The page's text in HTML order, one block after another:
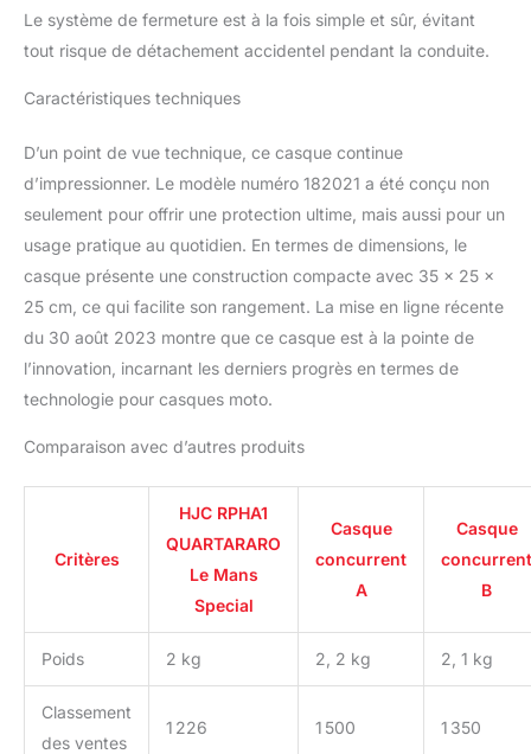
Le système de fermeture est à la fois simple et sûr, évitant
tout risque de détachement accidentel pendant la conduite.
Caractéristiques techniques
D’un point de vue technique, ce casque continue
d’impressionner. Le modèle numéro 182021 a été conçu non
seulement pour offrir une protection ultime, mais aussi pour un
usage pratique au quotidien. En termes de dimensions, le
casque présente une construction compacte avec 35 x 25 x
25 cm, ce qui facilite son rangement. La mise en ligne récente
du 30 août 2023 montre que ce casque est à la pointe de
l’innovation, incarnant les derniers progrès en termes de
technologie pour casques moto.
Comparaison avec d’autres produits
Critères
HJC RPHA1
QUARTARARO
Le Mans
Special
Casque
concurrent
A
Casque
concurrent
B
Poids 2 kg 2, 2 kg 2, 1 kg
Classement
des ventes
1 226 1 500 1 350